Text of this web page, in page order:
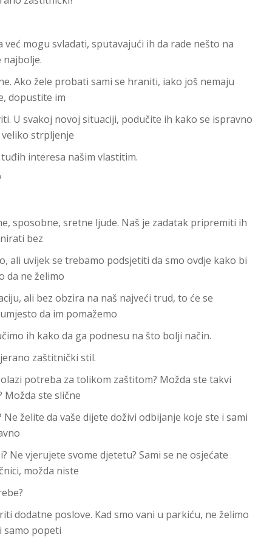
mogu svladati, sputavajući ih da rade nešto na
najbolje.
Ako žele probati sami se hraniti, iako još nemaju
dopustite im
U svakoj novoj situaciji, podučite ih kako se ispravno
strpljenje
interesa našim vlastitim.
sposobne, sretne ljude. Naš je zadatak pripremiti ih
bez
ali uvijek se trebamo podsjetiti da smo ovdje kako bi
da ne želimo
ali bez obzira na naš najveći trud, to će se
da im pomažemo
ih kako da ga podnesu na što bolji način.
zaštitnički stil.
potreba za tolikom zaštitom? Možda ste takvi
ste slične
želite da vaše dijete doživi odbijanje koje ste i sami
Ne vjerujete svome djetetu? Sami se ne osjećate
možda niste
dodatne poslove. Kad smo vani u parkiću, ne želimo
samo popeti